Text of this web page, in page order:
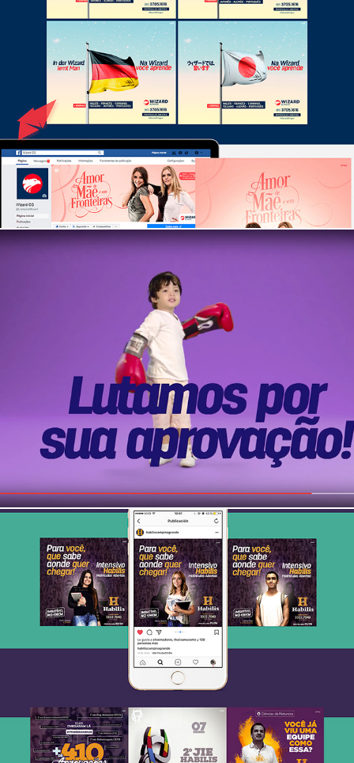
Redes sociais - Wizard
VT Habilis
Redes Sociais Habilis